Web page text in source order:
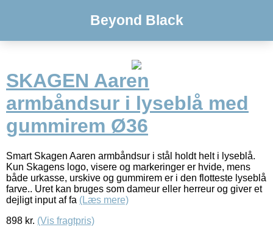
Beyond Black
SKAGEN Aaren
armbåndsur i lyseblå med
gummirem Ø36
Smart Skagen Aaren armbåndsur i stål holdt helt i lyseblå.
Kun Skagens logo, visere og markeringer er hvide, mens
både urkasse, urskive og gummirem er i den flotteste lyseblå
farve.. Uret kan bruges som dameur eller herreur og giver et
dejligt input af fa (Læs mere)
898 kr. (Vis fragtpris)